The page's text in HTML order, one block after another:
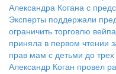
Александра Когана с
Эксперты поддержали
ограничить торговлю
приняла в первом чтении
прав мам с детьми до трех
Александр Коган провел